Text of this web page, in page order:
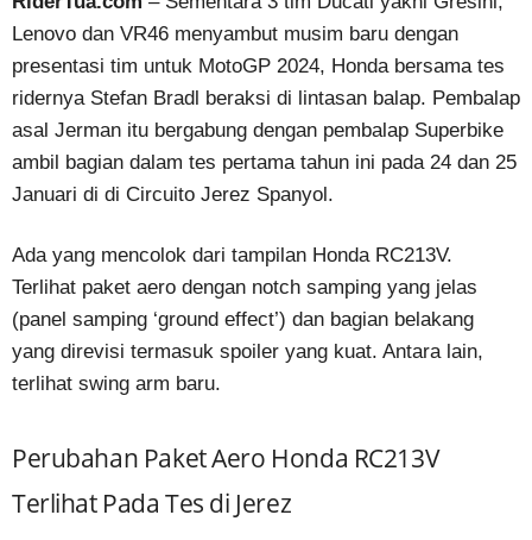
Lenovo dan VR46 menyambut musim baru dengan
presentasi tim untuk MotoGP 2024, Honda bersama tes
ridernya Stefan Bradl beraksi di lintasan balap. Pembalap
asal Jerman itu bergabung dengan pembalap Superbike
ambil bagian dalam tes pertama tahun ini pada 24 dan 25
Januari di di Circuito Jerez Spanyol.
Ada yang mencolok dari tampilan Honda RC213V.
Terlihat paket aero dengan notch samping yang jelas
(panel samping ‘ground effect’) dan bagian belakang
yang direvisi termasuk spoiler yang kuat. Antara lain,
terlihat swing arm baru.
Perubahan Paket Aero Honda RC213V
Terlihat Pada Tes di Jerez